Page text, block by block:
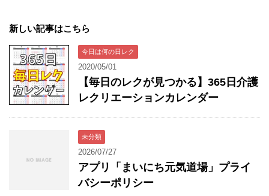
新しい記事はこちら
今日は何の日レク
2020/05/01
【毎日のレクが見つかる】365日介護
レクリエーションカレンダー
未分類
2026/07/27
アプリ「まいにち元気道場」プライ
バシーポリシー